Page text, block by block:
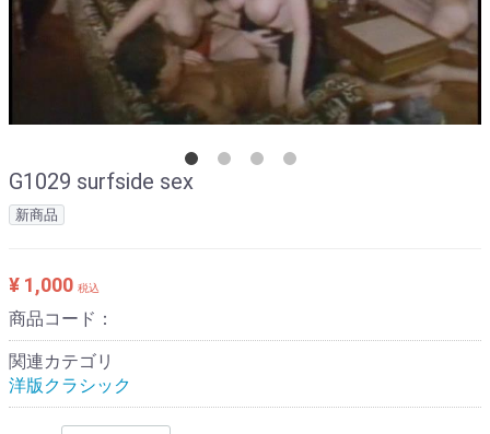
G1029 surfside sex
新商品
¥ 1,000 税込
商品コード：
関連カテゴリ
洋版クラシック